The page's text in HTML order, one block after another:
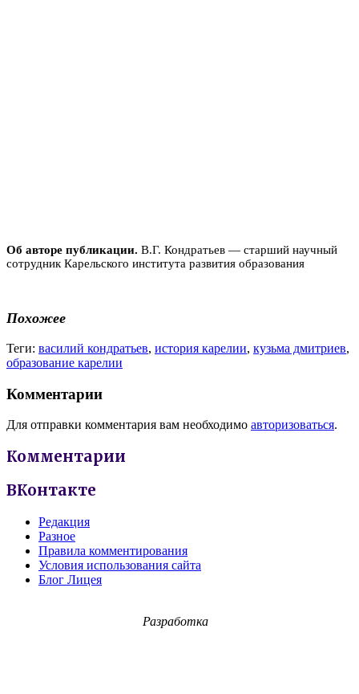
Об авторе публикации. В.Г. Кондратьев — старший научный
сотрудник Карельского института развития образования
Похожее
Теги: василий кондратьев, история карелии, кузьма дмитриев,
образование карелии
Комментарии
Для отправки комментария вам необходимо авторизоваться.
Комментарии
ВКонтакте
Редакция
Разное
Правила комментирования
Условия использования сайта
Блог Лицея
Разработка